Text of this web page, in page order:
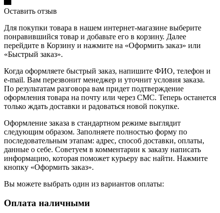
Оставить отзыв
Для покупки товара в нашем интернет-магазине выберите
понравившийся товар и добавьте его в корзину. Далее
перейдите в Корзину и нажмите на «Оформить заказ» или
«Быстрый заказ».
Когда оформляете быстрый заказ, напишите ФИО, телефон и
e-mail. Вам перезвонит менеджер и уточнит условия заказа.
По результатам разговора вам придет подтверждение
оформления товара на почту или через СМС. Теперь останется
только ждать доставки и радоваться новой покупке.
Оформление заказа в стандартном режиме выглядит
следующим образом. Заполняете полностью форму по
последовательным этапам: адрес, способ доставки, оплаты,
данные о себе. Советуем в комментарии к заказу написать
информацию, которая поможет курьеру вас найти. Нажмите
кнопку «Оформить заказ».
Вы можете выбрать один из вариантов оплаты:
Оплата наличными